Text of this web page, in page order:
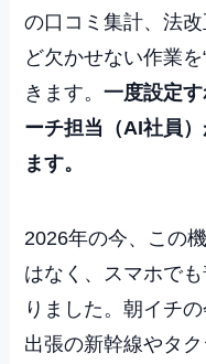
の口コミ集計、法
ど欠かせない作業
きます。一度設定
ーチ担当（AI社員
ます。
2026年の今、この
はなく、スマホで
りました。朝イチ
出張の新幹線やタク